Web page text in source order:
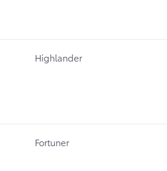
Highlander
Fortuner